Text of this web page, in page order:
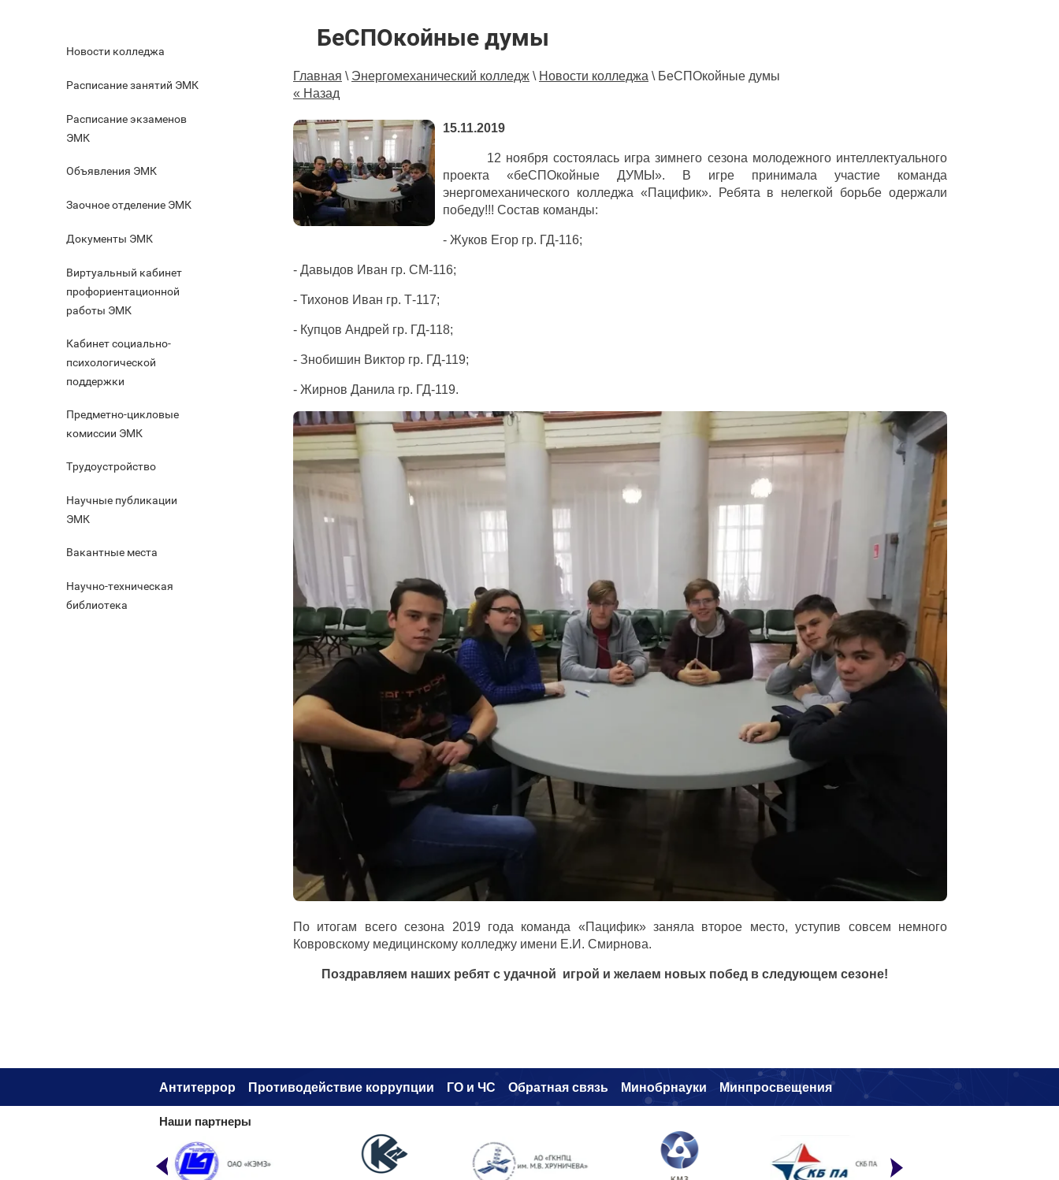
Новости колледжа
Расписание занятий ЭМК
Расписание экзаменов
ЭМК
Объявления ЭМК
Заочное отделение ЭМК
Документы ЭМК
Виртуальный кабинет
профориентационной
работы ЭМК
Кабинет социально-
психологической
поддержки
Предметно-цикловые
комиссии ЭМК
Трудоустройство
Научные публикации
ЭМК
Вакантные места
Научно-техническая
библиотека
БеСПОкойные думы
Главная \ Энергомеханический колледж \ Новости колледжа \ БеСПОкойные думы
« Назад
15.11.2019
12 ноября состоялась игра зимнего сезона молодежного интеллектуального
проекта «беСПОкойные ДУМЫ». В игре принимала участие команда
энергомеханического колледжа «Пацифик». Ребята в нелегкой борьбе одержали
победу!!! Состав команды:
- Жуков Егор гр. ГД-116;
- Давыдов Иван гр. СМ-116;
- Тихонов Иван гр. Т-117;
- Купцов Андрей гр. ГД-118;
- Знобишин Виктор гр. ГД-119;
- Жирнов Данила гр. ГД-119.
По итогам всего сезона 2019 года команда «Пацифик» заняла второе место, уступив совсем немного
Ковровскому медицинскому колледжу имени Е.И. Смирнова.
Поздравляем наших ребят с удачной игрой и желаем новых побед в следующем сезоне!
Антитеррор Противодействие коррупции ГО и ЧС Обратная связь Минобрнауки Минпросвещения
Наши партнеры